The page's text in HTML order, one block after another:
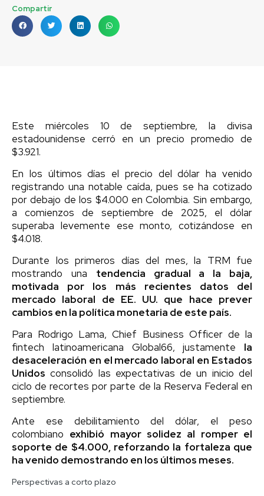
Compartir
Este miércoles 10 de septiembre, la divisa
estadounidense cerró en un precio promedio de
$3.921.
En los últimos días el precio del dólar ha venido
registrando una notable caída, pues se ha cotizado
por debajo de los $4.000 en Colombia. Sin embargo,
a comienzos de septiembre de 2025, el dólar
superaba levemente ese monto, cotizándose en
$4.018.
Durante los primeros días del mes, la TRM fue
mostrando una tendencia gradual a la baja,
motivada por los más recientes datos del
mercado laboral de EE. UU. que hace prever
cambios en la política monetaria de este país.
Para Rodrigo Lama, Chief Business Officer de la
fintech latinoamericana Global66, justamente la
desaceleración en el mercado laboral en Estados
Unidos consolidó las expectativas de un inicio del
ciclo de recortes por parte de la Reserva Federal en
septiembre.
Ante ese debilitamiento del dólar, el peso
colombiano exhibió mayor solidez al romper el
soporte de $4.000, reforzando la fortaleza que
ha venido demostrando en los últimos meses.
Perspectivas a corto plazo